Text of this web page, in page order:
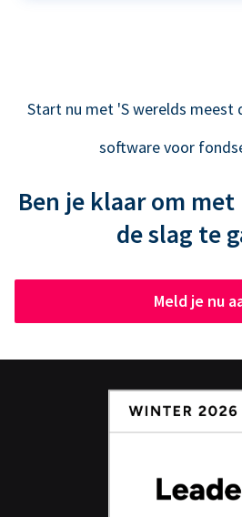
Start nu met 'S werelds meest
software voor
Ben je klaar om met
de slag te
Meld je nu